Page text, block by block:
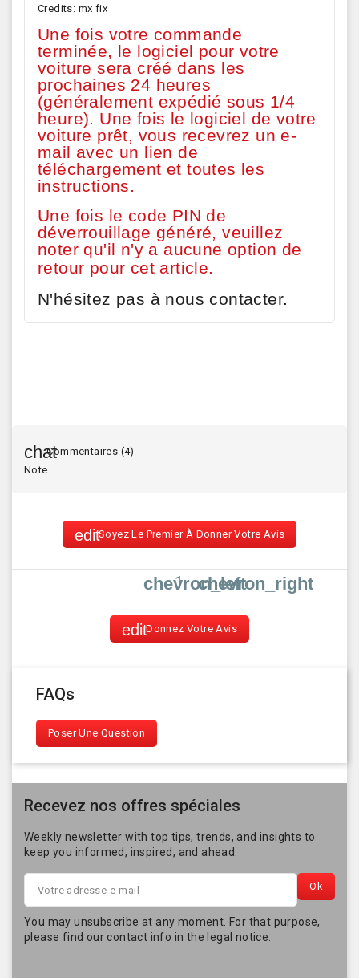
Credits: mx fix
Une fois votre commande
terminée, le logiciel pour votre
voiture sera créé dans les
prochaines 24 heures
(généralement expédié sous 1/4
heure). Une fois le logiciel de votre
voiture prêt, vous recevrez un e-
mail avec un lien de
téléchargement et toutes les
instructions.
Une fois le code PIN de
déverrouillage généré, veuillez
noter qu'il n'y a aucune option de
retour pour cet article.
N'hésitez pas à nous contacter.
Commentaires (4)
Note
Soyez Le Premier À Donner Votre Avis
chevron_left
1 chevron_right
Donnez Votre Avis
FAQs
Poser Une Question
Recevez nos offres spéciales
Weekly newsletter with top tips, trends, and insights to
keep you informed, inspired, and ahead.
You may unsubscribe at any moment. For that purpose,
please find our contact info in the legal notice.